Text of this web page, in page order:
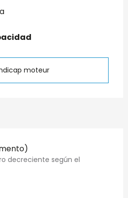
moteur
decreciente según el